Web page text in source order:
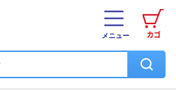
カゴ
メニュー